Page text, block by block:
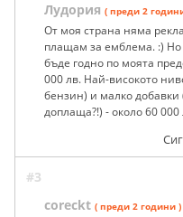
Лудория ( преди 2
От моя страна няма
плащам за емблема. :) Но
бъде годно по моята
000 лв. Най-високото
бензин) и малко добавки
доплаща?!) - около 60 000
#3
coreckt ( преди 2 години )